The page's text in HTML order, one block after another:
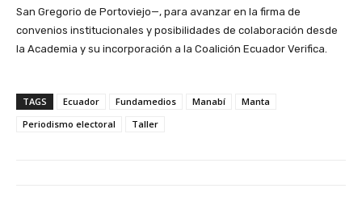
San Gregorio de Portoviejo—, para avanzar en la firma de
convenios institucionales y posibilidades de colaboración desde
la Academia y su incorporación a la Coalición Ecuador Verifica.
TAGS Ecuador Fundamedios Manabí
Manta
Periodismo electoral
Taller